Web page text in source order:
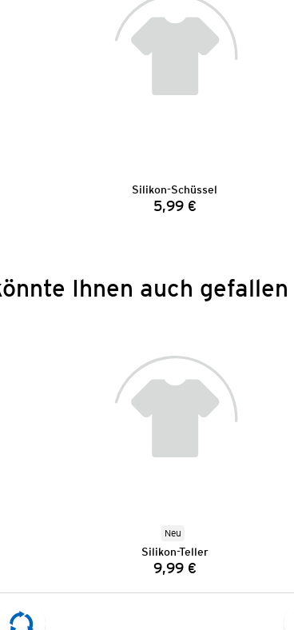
Silikon-Schüssel
Preis:
5,99 €
Ihnen auch gefallen
Neu
Silikon-Teller
Preis:
9,99 €